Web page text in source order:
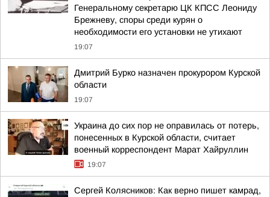
Генеральному секретарю ЦК КПСС Леониду
Брежневу, споры среди курян о
необходимости его установки не утихают
19:07
Дмитрий Бурко назначен прокурором Курской
области
19:07
Украина до сих пор не оправилась от потерь,
понесенных в Курской области, считает
военный корреспондент Марат Хайруллин
19:07
Сергей Колясников: Как верно пишет камрад,